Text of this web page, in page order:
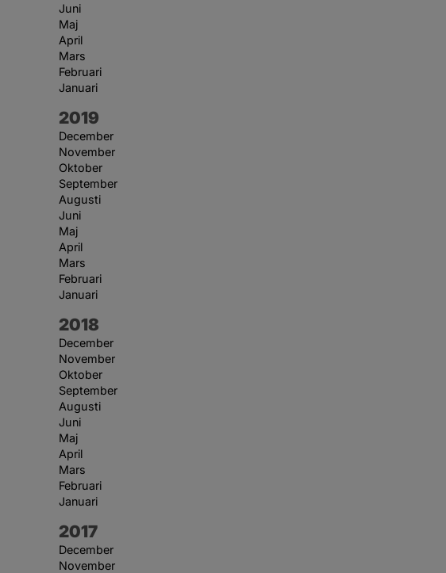
Juni
Maj
April
Mars
Februari
Januari
År:
2019
December
November
Oktober
September
Augusti
Juni
Maj
April
Mars
Februari
Januari
År:
2018
December
November
Oktober
September
Augusti
Juni
Maj
April
Mars
Februari
Januari
År:
2017
December
November